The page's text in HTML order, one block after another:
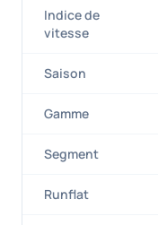
Indice de
vitesse
Saison
Gamme
Segment
Runflat